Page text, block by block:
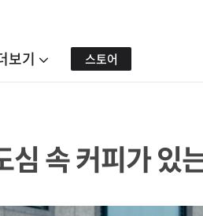
보기 스토어
속 커피가 있